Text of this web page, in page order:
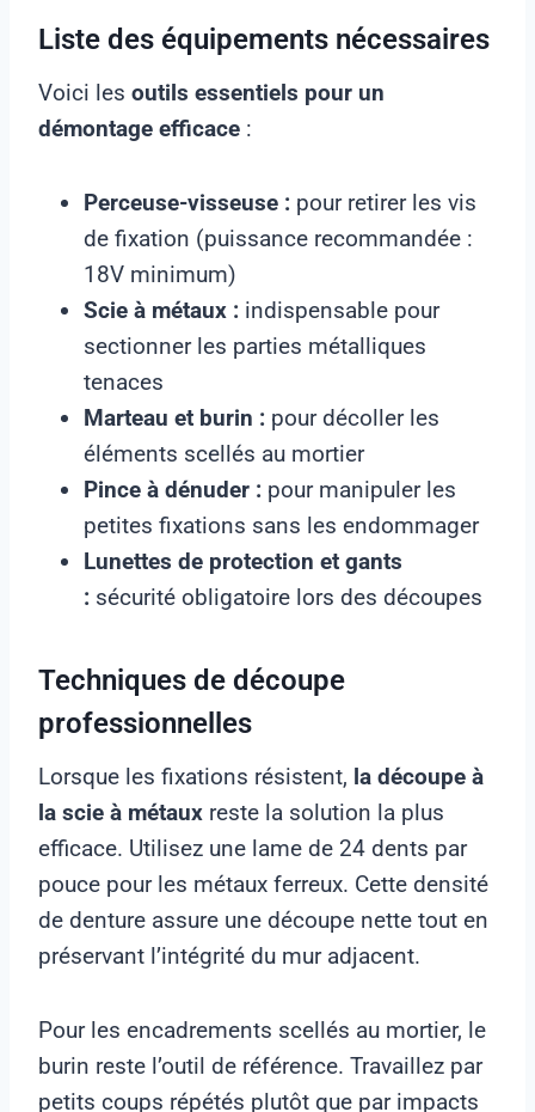
Liste des équipements nécessaires
Voici les outils essentiels pour un
démontage efficace :
Perceuse-visseuse : pour retirer les vis
de fixation (puissance recommandée :
18V minimum)
Scie à métaux : indispensable pour
sectionner les parties métalliques
tenaces
Marteau et burin : pour décoller les
éléments scellés au mortier
Pince à dénuder : pour manipuler les
petites fixations sans les endommager
Lunettes de protection et gants
: sécurité obligatoire lors des découpes
Techniques de découpe
professionnelles
Lorsque les fixations résistent, la découpe à
la scie à métaux reste la solution la plus
efficace. Utilisez une lame de 24 dents par
pouce pour les métaux ferreux. Cette densité
de denture assure une découpe nette tout en
préservant l’intégrité du mur adjacent.
Pour les encadrements scellés au mortier, le
burin reste l’outil de référence. Travaillez par
petits coups répétés plutôt que par impacts